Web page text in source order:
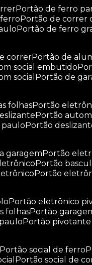
portão de ferro
portão de correr
portão de ferro
correr
portão de
social embutido
social
portão de
folhas
portão
portão
paulo
portão
garagem
portão
portão
portão
portão eletrônico
folhas
portão
portão
portão social de ferro
portão social de